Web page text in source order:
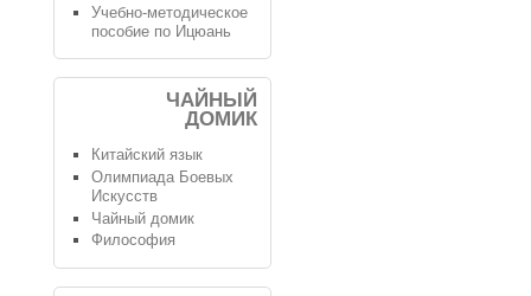
Учебно-методическое
пособие по Ицюань
ЧАЙНЫЙ
ДОМИК
Китайский язык
Олимпиада Боевых
Искусств
Чайный домик
Философия